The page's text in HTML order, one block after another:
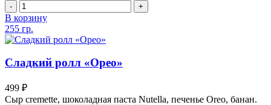
В корзину
255 гр.
Сладкий ролл «Орео»
499 ₽
Сыр cremette, шоколадная паста Nutella, печенье Oreo, банан.